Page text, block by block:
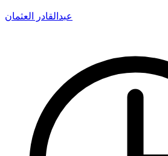
عبدالقادر العثمان